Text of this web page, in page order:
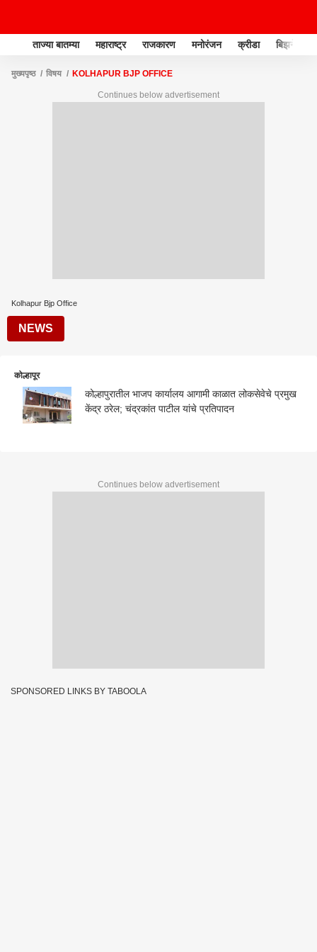
ताज्या बातम्या महाराष्ट्र राजकारण मनोरंजन क्रीडा बिझनेस
मुख्यपृष्ठ विषय KOLHAPUR BJP OFFICE
Continues below advertisement
Kolhapur Bjp Office
NEWS
कोल्हापूर
कोल्हापुरातील भाजप कार्यालय आगामी काळात लोकसेवेचे प्रमुख
केंद्र ठरेल; चंद्रकांत पाटील यांचे प्रतिपादन
Continues below advertisement
SPONSORED LINKS BY TABOOLA